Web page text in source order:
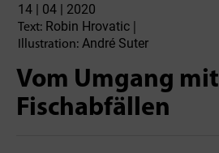
14 | 04 | 2020
Text: Robin Hrovatic
Illustration: André Suter
Vom Umgang mit
Fischabfällen